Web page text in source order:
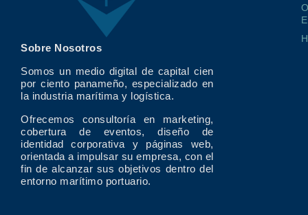
Sobre Nosotros
Somos un medio digital de capital cien
por ciento panameño, especializado en
la industria marítima y logística.
Ofrecemos consultoría en marketing,
cobertura de eventos, diseño de
identidad corporativa y páginas web,
orientada a impulsar su empresa, con el
fin de alcanzar sus objetivos dentro del
entorno marítimo portuario.